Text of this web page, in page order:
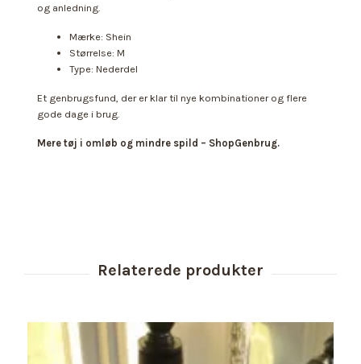
og anledning.
Mærke: Shein
Størrelse: M
Type: Nederdel
Et genbrugsfund, der er klar til nye kombinationer og flere
gode dage i brug.
Mere tøj i omløb og mindre spild – ShopGenbrug.